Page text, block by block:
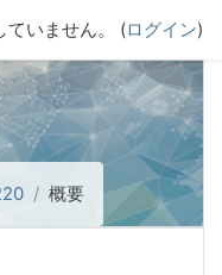
ていません。 (ログイン)
概要